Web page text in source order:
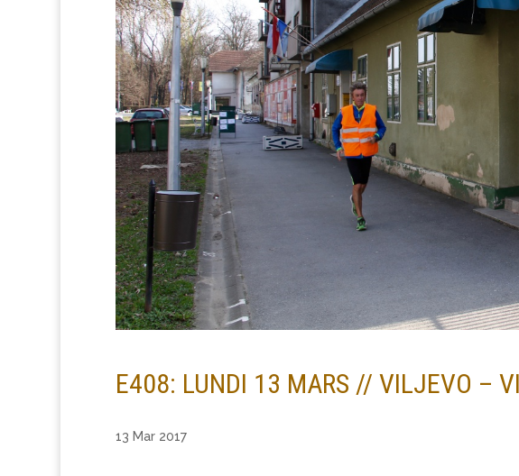
E408: LUNDI 13 MARS // VILJEVO –
13 Mar 2017